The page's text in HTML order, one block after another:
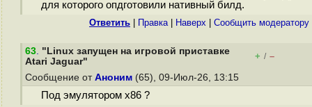
для которого опдготовили нативный билд.
Ответить Правка| Наверх Cообщить модератору
63. "Linux запущен на игровой приставке
Atari Jaguar"
+ / –
Сообщение от Аноним (65), 09-Июл-26, 13:15
Под эмулятором x86 ?